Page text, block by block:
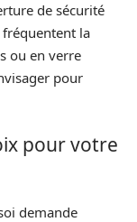
de sécurité
la
ou en verre
pour
pour votre
demande